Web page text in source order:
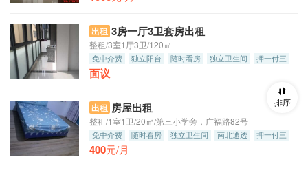
出租 3房一厅3卫套房出租
整租/3室1厅3卫/120㎡
免中介费 独立阳台 随时看房 独立卫生间 押一付三
面议
出租 房屋出租
整租/1室1卫/20㎡/第三小学旁，广福路82号
免中介费 随时看房 独立卫生间 南北通透 押一付三
400元/月
排序